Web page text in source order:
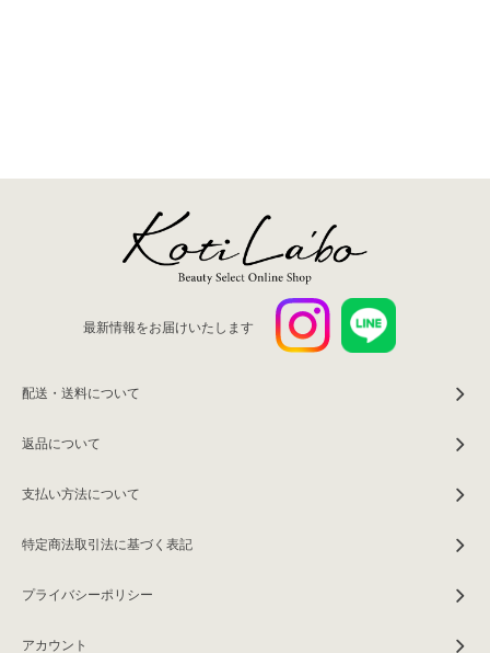
最新情報をお届けいたします
配送・送料について
返品について
支払い方法について
特定商法取引法に基づく表記
プライバシーポリシー
アカウント